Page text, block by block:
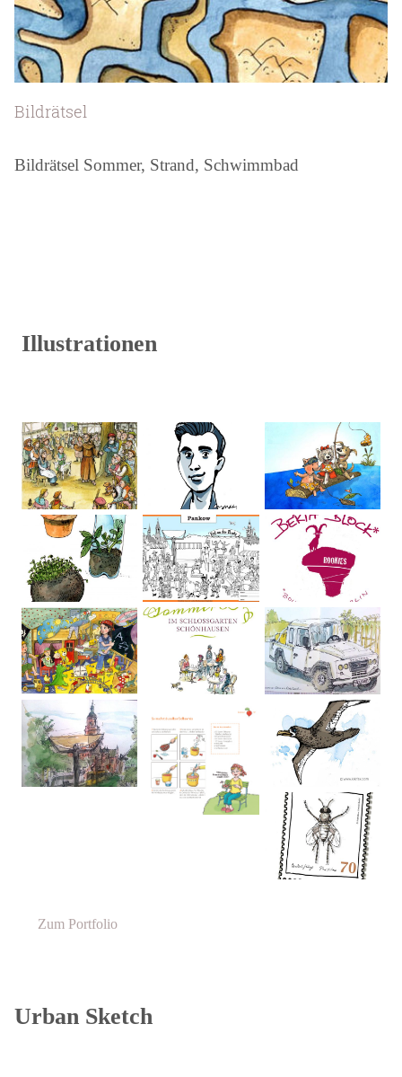
Bildrätsel
Bildrätsel Sommer, Strand, Schwimmbad
Illustrationen
Zum Portfolio
Urban Sketch